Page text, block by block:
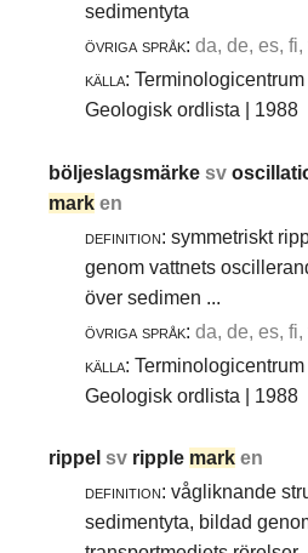
sedimentyta
övriga språk: da, de, es, fi,
källa:
Geologisk ordlista | 1988
böljeslagsmärkesv
mark en
definition: symmetriskt
genom vattnets
över sedimen ...
övriga språk: da, de, es, fi,
källa:
Geologisk ordlista | 1988
rippelsv ripple mark en
definition: vågliknande
sedimentyta, bildad